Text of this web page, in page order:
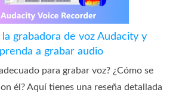
la grabadora de voz Audacity y
a grabar audio
para grabar voz? ¿Cómo se
él? Aquí tienes una reseña detallada